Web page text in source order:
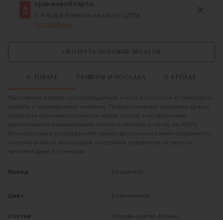
оранжевой карты
С Альфа-Банком на карту ЦУМа
Подробнее
СМОТРЕТЬ ПОХОЖИЕ МОДЕЛИ
О ТОВАРЕ РАЗМЕРЫ И ПОСАДКА О БРЕНДЕ
Массивную оправу солнцезащитных очков воплотили в глянцевом
ацетате с черепаховым мотивом. Преувеличенно широкие дужки
украсили крупным логотипом цвета золота, а на заушниках
расположили миниатюрный силуэт кленового листа. На 100%
блокирующие ультрафиолет линзы дополнили синим градиентом,
поэтому в таком аксессуаре очертания предметов останутся
четкими даже в сумерках.
Бренд Dsquared2
Цвет Коричневый
Состав
Оправа-ацетат; Линзы-